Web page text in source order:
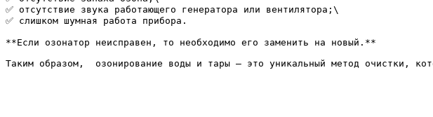
✅ отсутствие звука работающего генератора или вентилятора;\
✅ слишком шумная работа прибора.
**Если озонатор неисправен, то необходимо его заменить на новый.**